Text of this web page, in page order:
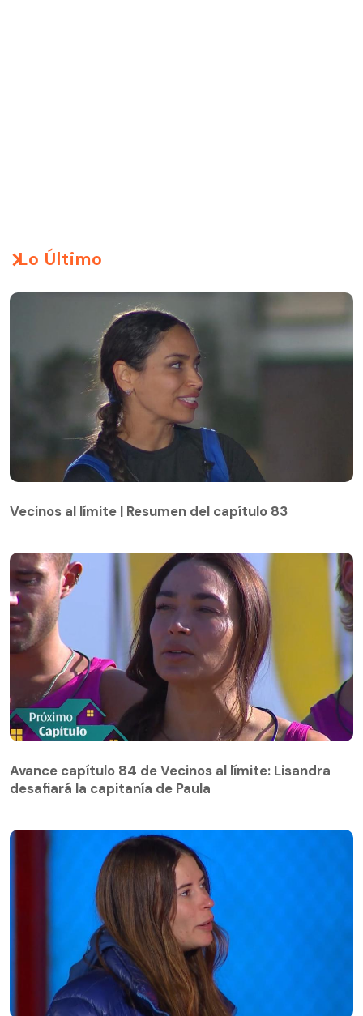
Lo Último
Vecinos al límite | Resumen del capítulo 83
desafiará la capitanía de Paula
Avance capítulo 84 de Vecinos al límite: Lisandra
desafiará la capitanía de Paula